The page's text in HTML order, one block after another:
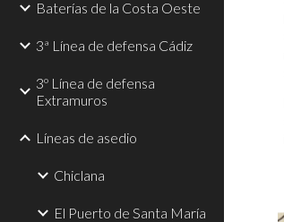
Baterías de la Costa Oeste
3ª Línea de defensa Cádiz
3º Línea de defensa
Extramuros
Líneas de asedio
Chiclana
El Puerto de Santa María